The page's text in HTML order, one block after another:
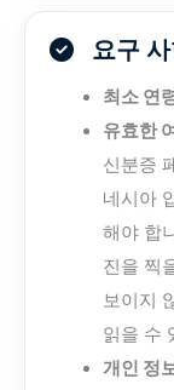
요구
최소 연
유효한
신분증
네시아
해야 합
진을 찍
보이지
읽을 수
개인 정